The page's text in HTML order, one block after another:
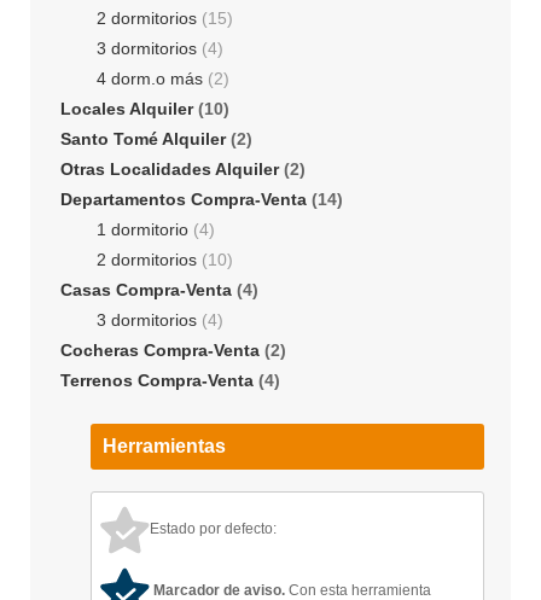
2 dormitorios (15)
3 dormitorios (4)
4 dorm.o más (2)
Locales Alquiler(10)
Santo Tomé Alquiler(2)
Otras Localidades Alquiler(2)
Departamentos Compra-Venta (14)
1 dormitorio (4)
2 dormitorios (10)
Casas Compra-Venta (4)
3 dormitorios (4)
Cocheras Compra-Venta (2)
Terrenos Compra-Venta (4)
Herramientas
Estado por defecto:
Marcador de aviso. Con esta herramienta